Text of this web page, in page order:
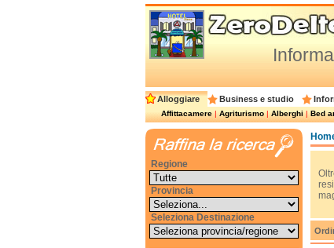
Alloggiare Business e studio
Affittacamere|Agriturismo|Alberghi|Bed
Regione
Provincia
Seleziona Destinazione